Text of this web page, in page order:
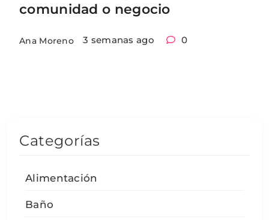
comunidad o negocio
Ana Moreno 3 semanas ago 0
Categorías
Alimentación
Baño